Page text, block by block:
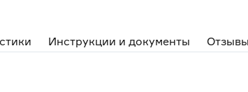
Инструкции и документы Отзывы